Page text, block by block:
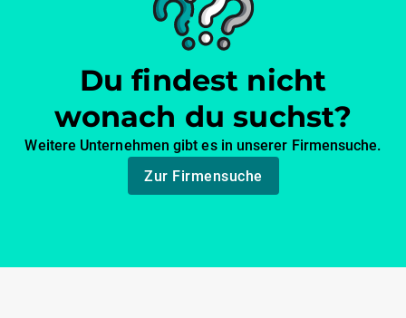
Du findest nicht
wonach du suchst?
Weitere Unternehmen gibt es in unserer Firmensuche.
Zur Firmensuche